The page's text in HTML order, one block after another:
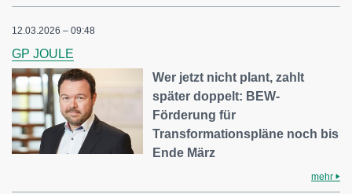
12.03.2026 – 09:48
GP JOULE
Wer jetzt nicht plant, zahlt
später doppelt: BEW-
Förderung für
Transformationspläne noch bis
Ende März
mehr